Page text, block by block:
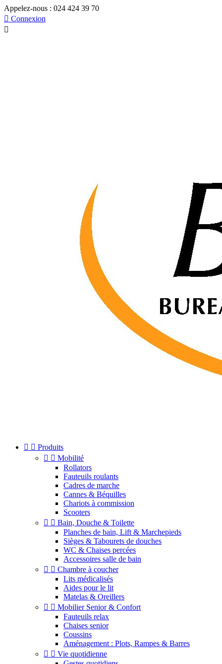
Appelez-nous : 024 424 39 70
 Connexion

  Produits
  Mobilité
Rollators
Fauteuils roulants
Cadres de marche
Cannes & Béquilles
Chariots à commission
Scooters
  Bain, Douche & Toilette
Planches de bain, Lift & Marchepieds
Sièges & Tabourets de douches
WC & Chaises percées
Accessoires salle de bain
  Chambre à coucher
Lits médicalisés
Aides pour le lit
Matelas & Oreillers
  Mobilier Senior & Confort
Fauteuils relax
Chaises senior
Coussins
Aménagement : Plots, Rampes & Barres
  Vie quotidienne